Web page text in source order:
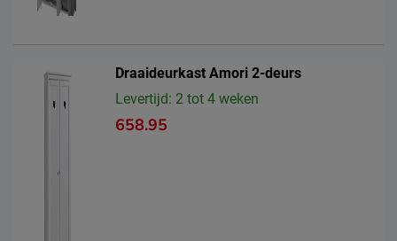
Draaideurkast Amori 2-deurs
Levertijd: 2 tot 4 weken
658.95